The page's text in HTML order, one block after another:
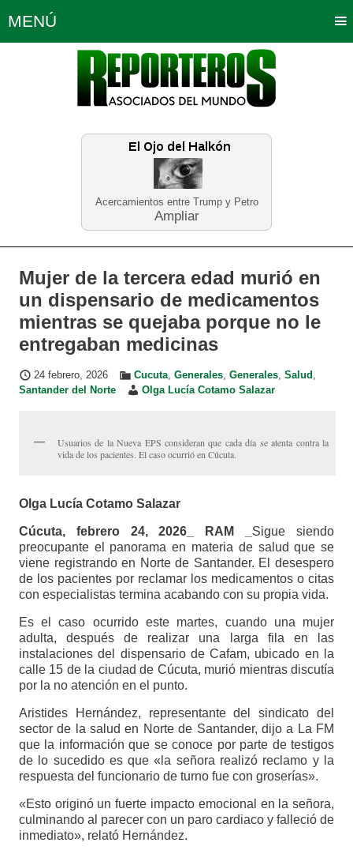
Acercamientos entre Trump y Petro
Ampliar
MENÚ
Política Opinión Bogotá
Planeta Tierra Deportes
Educación Neira
Mujer de la tercera edad murió en
un dispensario de medicamentos
mientras se quejaba porque no le
entregaban medicinas
24 febrero, 2026 Cucuta, Generales, Generales, Salud ,
Santander del Norte
Olga Lucía Cotamo Salazar
Usuarios de la Nueva EPS consideran que cada día se atenta contra la
vida de los pacientes. El caso ocurrió en Cúcuta.
Olga Lucía Cotamo Salazar
Cúcuta, febrero 24, 2026_ RAM _ Sigue siendo
preocupante el panorama en materia de salud que se
viene registrando en Norte de Santander. El desespero
de los pacientes por reclamar los medicamentos o citas
con especialistas termina acabando con su propia vida.
Es el caso ocurrido este martes, cuando una mujer
adulta, después de realizar una larga fila en las
instalaciones del dispensario de Cafam, ubicado en la
calle 15 de la ciudad de Cúcuta, murió mientras discutía
por la no atención en el punto.
Aristides Hernández, representante del sindicato del
sector de la salud en Norte de Santander, dijo a La FM
que la información que se conoce por parte de testigos
de lo sucedido es que «la señora realizó reclamo y la
respuesta del funcionario de turno fue con groserías».
«Esto originó un fuerte impacto emocional en la señora,
culminando al parecer con un paro cardiaco y falleció de
inmediato», relató Hernández.